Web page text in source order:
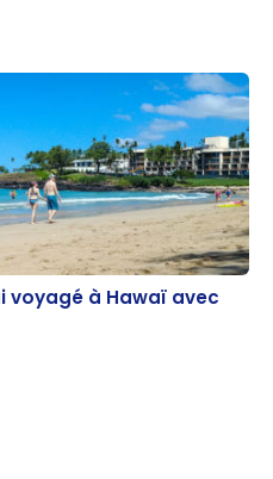
à Hawaï avec les
voyagé à Hawaï avec